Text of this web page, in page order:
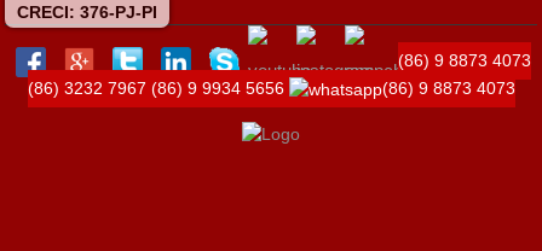
CRECI: 376-PJ-PI
(86) 9 8873 4073
(86) 3232 7967 (86) 9 9934 5656 (86) 9 8873 4073